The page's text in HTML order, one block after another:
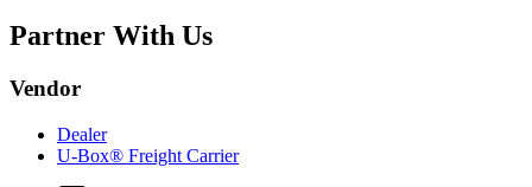
Partner With Us
Vendor
Dealer
U-Box® Freight Carrier